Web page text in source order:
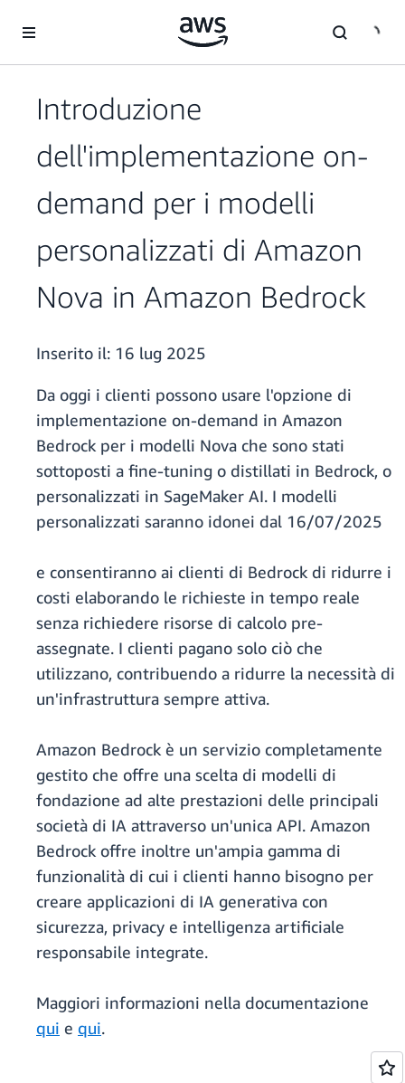
Introduzione
dell'implementazione on-
demand per i modelli
personalizzati di Amazon
Nova in Amazon Bedrock
Inserito il: 16 lug 2025
Da oggi i clienti possono usare l'opzione di
implementazione on-demand in Amazon
Bedrock per i modelli Nova che sono stati
sottoposti a fine-tuning o distillati in Bedrock, o
personalizzati in SageMaker AI. I modelli
personalizzati saranno idonei dal 16/07/2025
e consentiranno ai clienti di Bedrock di ridurre i
costi elaborando le richieste in tempo reale
senza richiedere risorse di calcolo pre-
assegnate. I clienti pagano solo ciò che
utilizzano, contribuendo a ridurre la necessità di
un'infrastruttura sempre attiva.
Amazon Bedrock è un servizio completamente
gestito che offre una scelta di modelli di
fondazione ad alte prestazioni delle principali
società di IA attraverso un'unica API. Amazon
Bedrock offre inoltre un'ampia gamma di
funzionalità di cui i clienti hanno bisogno per
creare applicazioni di IA generativa con
sicurezza, privacy e intelligenza artificiale
responsabile integrate.
Maggiori informazioni nella documentazione
qui e qui.